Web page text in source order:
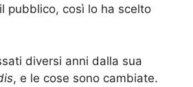
pubblico, così lo ha scelto
diversi anni dalla sua
, e le cose sono cambiate.